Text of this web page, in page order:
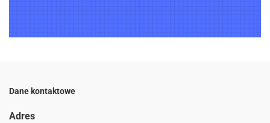
Dane kontaktowe
Adres